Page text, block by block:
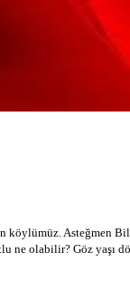
Asteğmen
olabilir? Göz yaşı